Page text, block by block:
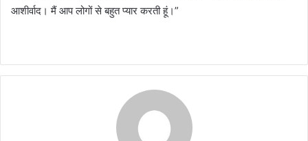
आशीर्वाद। मैं आप लोगों से बहुत प्यार करती हूं।”